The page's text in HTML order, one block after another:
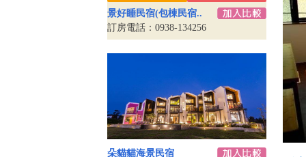
景好睡民宿(包棟民宿..
訂房電話：0938-134256
朵貓貓海景民宿